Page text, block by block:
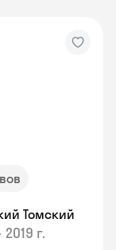
Томский
2019 г.